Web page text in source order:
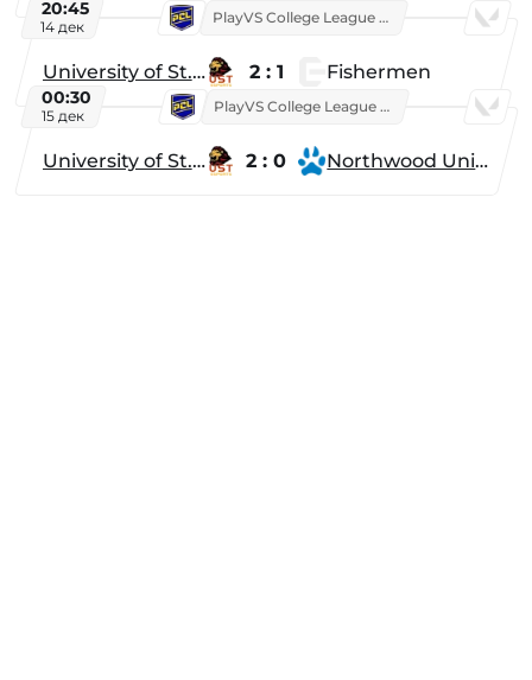
20:45
14 дек
PlayVS College League 2025: Fall
University of St. Thomas 2 : 1 Fishermen
00:30
15 дек
PlayVS College League 2025: Fall
University of St. Thomas 2 : 0 Northwood University